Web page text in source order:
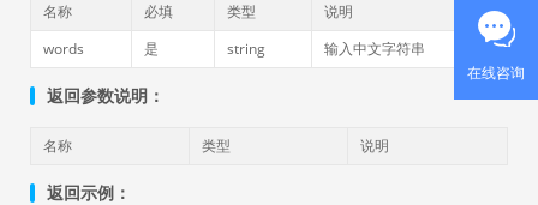
名称 必填 类型
说明
words
是 string 输入中文字符串
返回参数说明：
名称 类型 说明
返回示例：